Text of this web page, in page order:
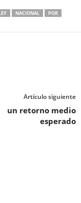
NACIONAL
POR
Artículo siguiente
un retorno medio
esperado